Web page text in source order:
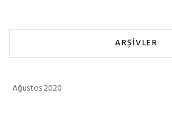
ARŞIVLER
Ağustos 2020